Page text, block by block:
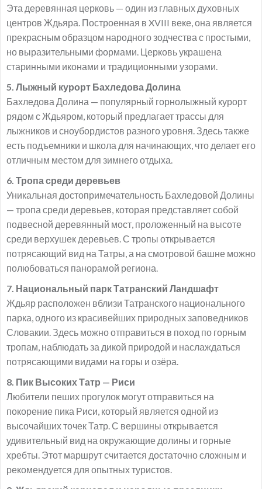
Эта деревянная церковь — один из главных духовных
центров Ждьяра. Построенная в XVIII веке, она является
прекрасным образцом народного зодчества с простыми,
но выразительными формами. Церковь украшена
старинными иконами и традиционными узорами.
5. Лыжный курорт Бахледова Долина
Бахледова Долина — популярный горнолыжный курорт
рядом с Ждьяром, который предлагает трассы для
лыжников и сноубордистов разного уровня. Здесь также
есть подъемники и школа для начинающих, что делает его
отличным местом для зимнего отдыха.
6. Тропа среди деревьев
Уникальная достопримечательность Бахледовой Долины
— тропа среди деревьев, которая представляет собой
подвесной деревянный мост, проложенный на высоте
среди верхушек деревьев. С тропы открывается
потрясающий вид на Татры, а на смотровой башне можно
полюбоваться панорамой региона.
7. Национальный парк Татранский Ландшафт
Ждьяр расположен вблизи Татранского национального
парка, одного из красивейших природных заповедников
Словакии. Здесь можно отправиться в поход по горным
тропам, наблюдать за дикой природой и наслаждаться
потрясающими видами на горы и озёра.
8. Пик Высоких Татр — Риси
Любители пеших прогулок могут отправиться на
покорение пика Риси, который является одной из
высочайших точек Татр. С вершины открывается
удивительный вид на окружающие долины и горные
хребты. Этот маршрут считается достаточно сложным и
рекомендуется для опытных туристов.